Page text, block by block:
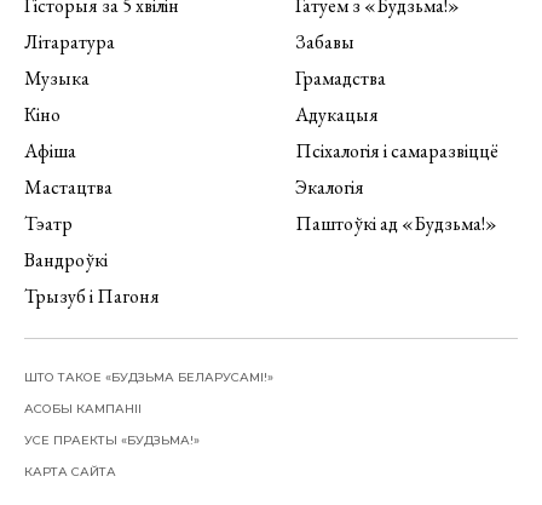
Гісторыя за 5 хвілін
Літаратура
Музыка
Кіно
Афіша
Мастацтва
Тэатр
Вандроўкі
Трызуб і Пагоня
Гатуем з «Будзьма!»
Забавы
Грамадства
Адукацыя
Псіхалогія і самаразвіццё
Экалогія
Паштоўкі ад «Будзьма!»
ШТО ТАКОЕ «БУДЗЬМА БЕЛАРУСАМІ!»
АСОБЫ КАМПАНІІ
УСЕ ПРАЕКТЫ «БУДЗЬМА!»
КАРТА САЙТА